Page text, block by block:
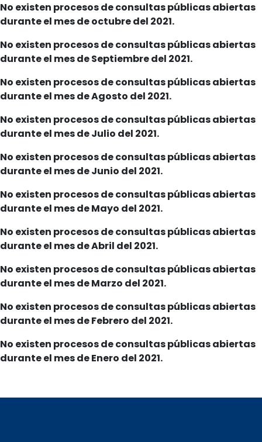
No existen procesos de consultas públicas abiertas
durante el mes de octubre del 2021.
No existen procesos de consultas públicas abiertas
durante el mes de Septiembre del 2021.
No existen procesos de consultas públicas abiertas
durante el mes de Agosto del 2021.
No existen procesos de consultas públicas abiertas
durante el mes de Julio del 2021.
No existen procesos de consultas públicas abiertas
durante el mes de Junio del 2021.
No existen procesos de consultas públicas abiertas
durante el mes de Mayo del 2021.
No existen procesos de consultas públicas abiertas
durante el mes de Abril del 2021.
No existen procesos de consultas públicas abiertas
durante el mes de Marzo del 2021.
No existen procesos de consultas públicas abiertas
durante el mes de Febrero del 2021.
No existen procesos de consultas públicas abiertas
durante el mes de Enero del 2021.